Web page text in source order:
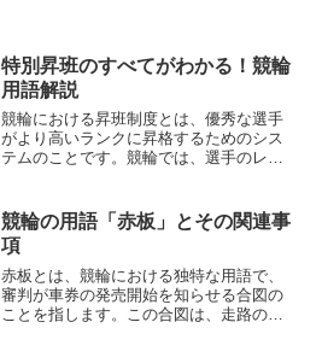
停止などのペナルティを受けることがあ
ります。
ートルの位置で仕掛けるライン戦術で
す。先行選手が残り少ない距離で全力で
加速することで、番手や3番手の選手が後
ろから追走し、高い確率で上位入賞を狙
うことができます。
特別昇班のすべてがわかる！競輪
用語解説
競輪における昇班制度とは、優秀な選手
がより高いランクに昇格するためのシス
テムのことです。競輪では、選手のレベ
イントを獲得し、一定のポイントに達す
ると上位のランクに昇格できます。昇格
により、賞金や出場できるレースのレベ
ルも上昇します。逆に、成績が振るわな
い場合は降格もあり得ます。この昇班制
度により、競輪は常に新鮮で競争力の高
競輪の用語「赤板」とその関連事
項
赤板とは、競輪における独特な用語で、
審判が車券の発売開始を知らせる合図の
ことを指します。この合図は、走路の周